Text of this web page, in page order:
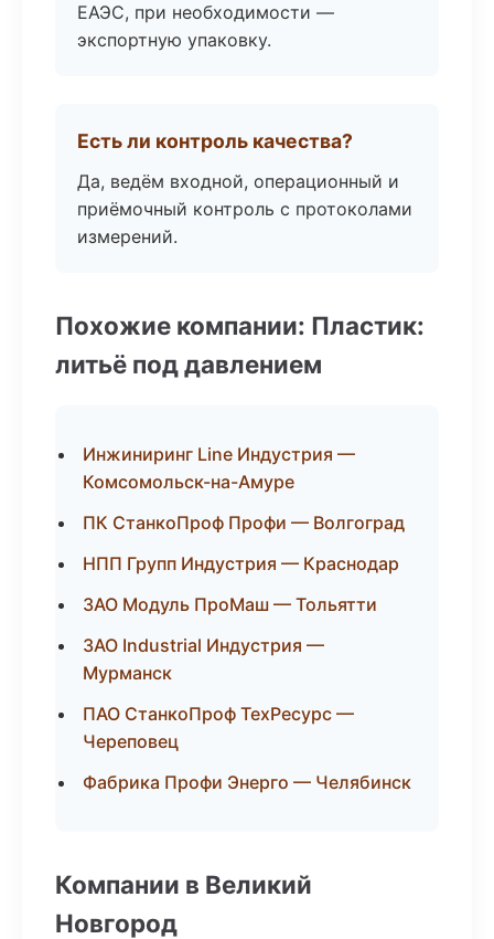
ЕАЭС, при необходимости —
экспортную упаковку.
Есть ли контроль качества?
Да, ведём входной, операционный и
приёмочный контроль с протоколами
измерений.
Похожие компании: Пластик:
литьё под давлением
Инжиниринг Line Индустрия —
Комсомольск-на-Амуре
ПК СтанкоПроф Профи — Волгоград
НПП Групп Индустрия — Краснодар
ЗАО Модуль ПроМаш — Тольятти
ЗАО Industrial Индустрия —
Мурманск
ПАО СтанкоПроф ТехРесурс —
Череповец
Фабрика Профи Энерго — Челябинск
Компании в Великий
Новгород